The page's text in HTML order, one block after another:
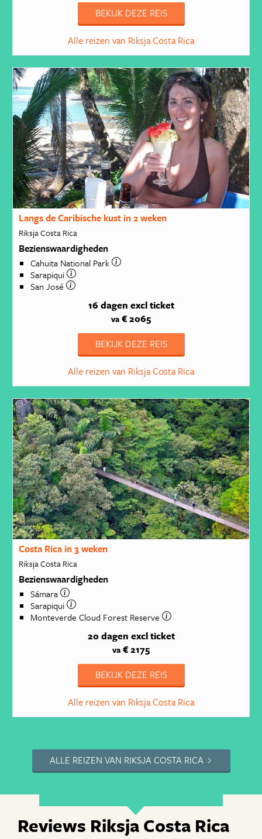
BEKIJK DEZE REIS
Alle reizen van Riksja Costa Rica
Langs de Caribische kust in 2 weken
Riksja Costa Rica
Bezienswaardigheden
Cahuita National Park
Sarapiqui
San José
16 dagen excl ticket
va € 2065
BEKIJK DEZE REIS
Alle reizen van Riksja Costa Rica
Costa Rica in 3 weken
Riksja Costa Rica
Bezienswaardigheden
Sámara
Sarapiqui
Monteverde Cloud Forest Reserve
20 dagen excl ticket
va € 2175
BEKIJK DEZE REIS
Alle reizen van Riksja Costa Rica
ALLE REIZEN VAN RIKSJA COSTA RICA
Reviews Riksja Costa Rica